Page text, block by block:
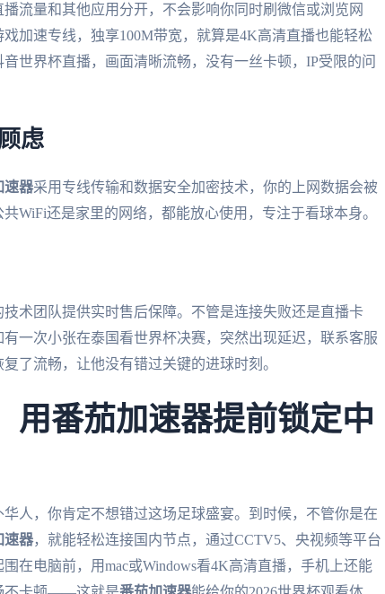
流量和其他应用分开，不会影响你同时刷微信或浏览网
加速专线，独享100M带宽，就算是4K高清直播也能轻松
音世界杯直播，画面清晰流畅，没有一丝卡顿，IP受限的问
虑
速器采用专线传输和数据安全加密技术，你的上网数据会被
WiFi还是家里的网络，都能放心使用，专注于看球本身。
技术团队提供实时售后保障。不管是连接失败还是直播卡
一次小张在泰国看世界杯决赛，突然出现延迟，联系客服
了流畅，让他没有错过关键的进球时刻。
用番茄加速器提前锁定中
人，你肯定不想错过这场足球盛宴。到时候，不管你是在
速器，就能轻松连接国内节点，通过CCTV5、央视频等平台
在电脑前，用mac或Windows看4K高清直播，手机上还能